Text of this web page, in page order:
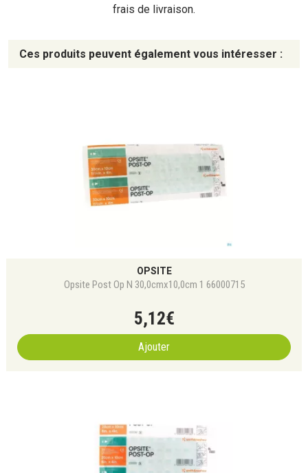
frais de livraison.
Ces produits peuvent également vous intéresser :
OPSITE
Opsite Post Op N 30,0cmx10,0cm 1 66000715
5,12€
Ajouter